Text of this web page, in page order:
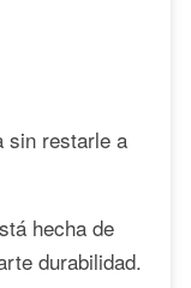
sin restarle a
hecha de
durabilidad.